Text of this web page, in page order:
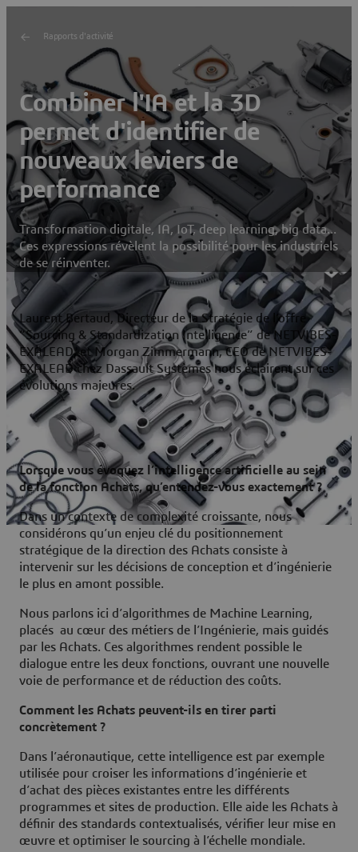
Rapports d'activité
Combiner l'IA et la 3D
permet d'identifier de
nouveaux leviers de
performance
Transformation digitale, IA, IoT, deep learning, big data...
Ces expressions révèlent la possibilité pour les industriels
de se réinventer.
Laurent Bertaud, Directeur de la Stratégie de l’offre
“Sourcing & Standardization Intelligence” de NETVIBES-
EXALEAD, et Morgan Zimmermann, CEO de NETVIBES-
EXALEAD chez Dassault Systèmes nous éclairent sur ces
évolutions majeures.
Lorsque vous évoquez l’intelligence artificielle au sein
de la fonction Achats, qu’entendez-vous exactement ?
Dans un contexte de complexité croissante, nous
considérons qu’un enjeu clé du positionnement
stratégique de la direction des Achats consiste à
intervenir sur les décisions de conception et d’ingénierie
le plus en amont possible.
Nous parlons ici d’algorithmes de Machine Learning,
placés au cœur des métiers de l’Ingénierie, mais guidés
par les Achats. Ces algorithmes rendent possible le
dialogue entre les deux fonctions, ouvrant une nouvelle
voie de performance et de réduction des coûts.
Comment les Achats peuvent-ils en tirer parti
concrètement ?
Dans l’aéronautique, cette intelligence est par exemple
utilisée pour croiser les informations d’ingénierie et
d’achat des pièces existantes entre les différents
programmes et sites de production. Elle aide les Achats à
définir des standards contextualisés, vérifier leur mise en
œuvre et optimiser le sourcing à l’échelle mondiale.